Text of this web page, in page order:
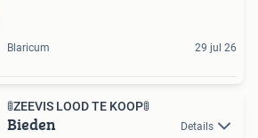
Blaricum 29 jul 26
🚦ZEEVIS LOOD TE KOOP🚦
Bieden Details